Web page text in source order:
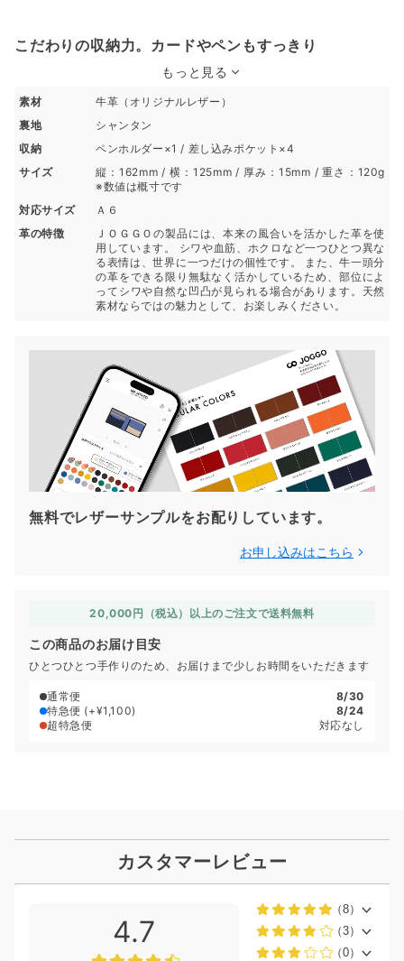
こだわりの収納力。カードやペンもすっきり
もっと見る
素材
牛革（オリジナルレザー）
裏地
シャンタン
収納
ペンホルダー×1 / 差し込みポケット×4
サイズ
縦：162mm / 横：125mm / 厚み：15mm / 重さ：120g
※数値は概寸です
対応サイズ
Ａ６
革の特徴
ＪＯＧＧＯの製品には、本来の風合いを活かした革を使
用しています。 シワや血筋、ホクロなど一つひとつ異な
る表情は、世界に一つだけの個性です。 また、牛一頭分
の革をできる限り無駄なく活かしているため、部位によ
ってシワや自然な凹凸が見られる場合があります。天然
素材ならではの魅力として、お楽しみください。
無料でレザーサンプルをお配りしています。
お申し込みはこちら
20,000円（税込）以上のご注文で送料無料
この商品のお届け目安
ひとつひとつ手作りのため、お届けまで少しお時間をいただきます
通常便
8/30
特急便 (+¥1,100)
8/24
超特急便
対応なし
カスタマーレビュー
4.7
（8）
（3）
（0）